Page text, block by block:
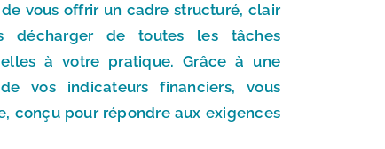
vous offrir un cadre structuré, clair
décharger de toutes les tâches
à votre pratique. Grâce à une
vos indicateurs financiers, vous
conçu pour répondre aux exigences